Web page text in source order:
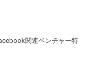
関連ベンチャー特